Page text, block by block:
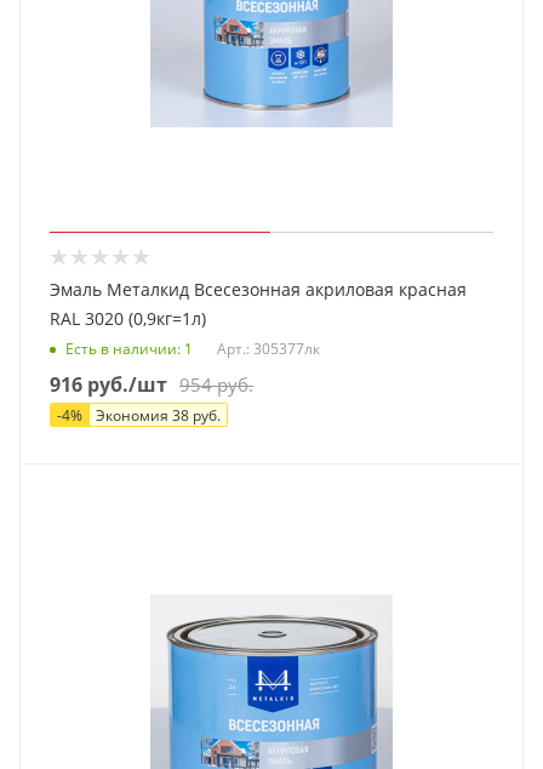
Эмаль Металкид Всесезонная акриловая красная
RAL 3020 (0,9кг=1л)
Есть в наличии: 1 Арт.: 305377лк
916 руб./шт 954руб.
-4% Экономия 38 руб.